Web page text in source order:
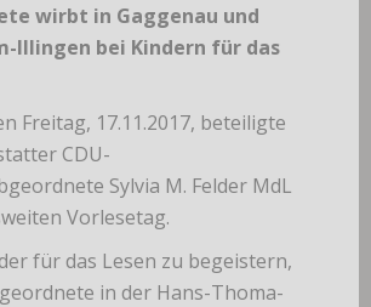
wirbt in Gaggenau und
Illingen bei Kindern für das
Freitag, 17.11.2017, beteiligte
CDU-
Sylvia M. Felder MdL
Vorlesetag.
für das Lesen zu begeistern,
in der Hans-Thoma-